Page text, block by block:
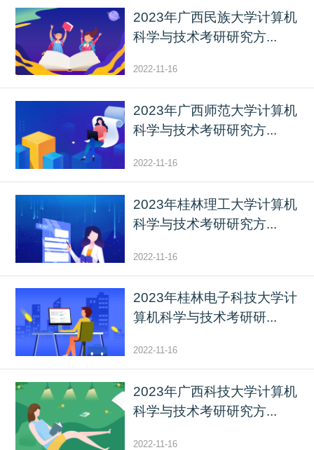
2023年广西民族大学计算机
科学与技术考研研究方...
2022-11-16
2023年广西师范大学计算机
科学与技术考研研究方...
2022-11-16
2023年桂林理工大学计算机
科学与技术考研研究方...
2022-11-16
2023年桂林电子科技大学计
算机科学与技术考研研...
2022-11-16
2023年广西科技大学计算机
科学与技术考研研究方...
2022-11-16